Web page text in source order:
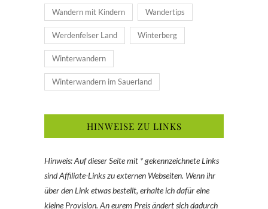
Wandern mit Kindern Wandertips
Werdenfelser Land Winterberg
Winterwandern
Winterwandern im Sauerland
HINWEISE ZU LINKS
Hinweis: Auf dieser Seite mit * gekennzeichnete Links
sind Affiliate-Links zu externen Webseiten. Wenn ihr
über den Link etwas bestellt, erhalte ich dafür eine
kleine Provision. An eurem Preis ändert sich dadurch